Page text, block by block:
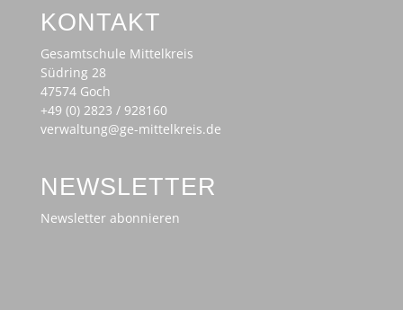
KONTAKT
Gesamtschule Mittelkreis
Südring 28
47574 Goch
+49 (0) 2823 / 928160
verwaltung@ge-mittelkreis.de
NEWSLETTER
Newsletter abonnieren